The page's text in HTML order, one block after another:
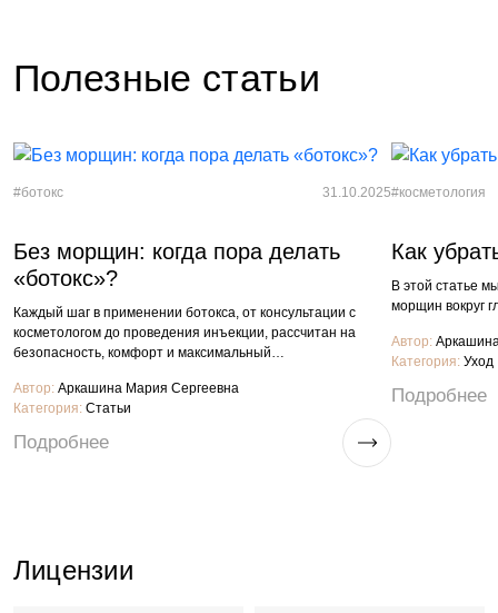
Полезные статьи
#ботокс 31.10.2025
Без морщин: когда пора делать
«ботокс»?
Каждый шаг в применении ботокса, от консультации с
косметологом до проведения инъекции, рассчитан на
безопасность, комфорт и максимальный…
Автор: Аркашина Мария Сергеевна
Категория: Статьи
Подробнее
#косметология
Как
В этой статье
морщин вокруг
Автор:
Категория: Уход
Подробнее
Лицензии